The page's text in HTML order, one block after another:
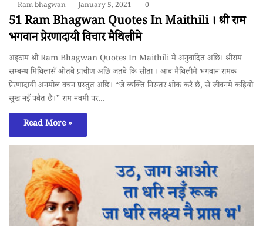
Ram bhagwan January 5, 2021 0
51 Ram Bhagwan Quotes In Maithili । श्री राम
भगवान प्रेरणादायी विचार मैथिलीमे
अइठाम श्री Ram Bhagwan Quotes In Maithili मे अनुवादित अछि। श्रीराम
सम्बन्ध मिथिलासँ ओतबे प्राचीण अछि जतबे कि सीता । आब मैथिलीमे भगवान रामक
प्रेरणादायी अनमोल वचन प्रस्तुत अछि। “जे व्यक्ति निरन्तर शोक करै छै, से जीवनमे कहियो
सुख नइँ पबैत छै।” राम नवमी पर…
Read More »